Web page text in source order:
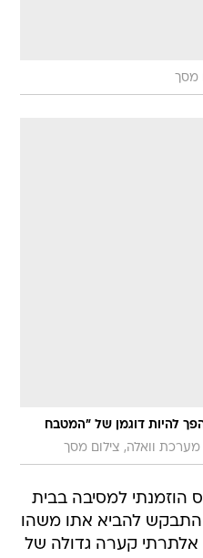
מסך
להיות דוגמן של "המטבח
מערכת וואלה, צילום מסך
הוזמנתי למסיבה בבית
התבקש להביא אתו משהו
אלתרתי קערה גדולה של